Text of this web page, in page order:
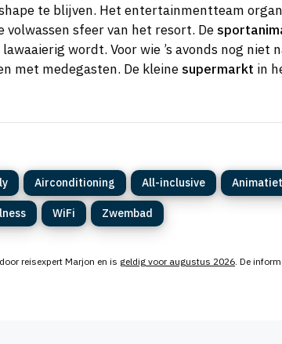
te blijven. Het entertainmentteam
sfeer van het resort. De
wordt. Voor wie ’s avonds nog niet
met medegasten. De kleine supermarkt in
Airconditioning All-inclusive
WiFi Zwembad
reisexpert Marjon en is geldig voor augustus 2026 . De